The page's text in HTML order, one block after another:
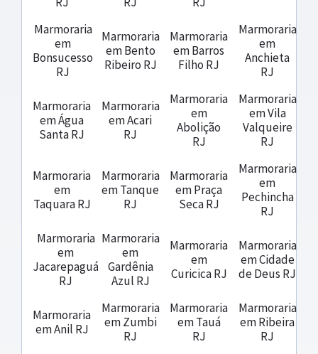
Marmoraria
em
Bonsucesso
RJ
Marmoraria
em Bento
Ribeiro RJ
Marmoraria
em Barros
Filho RJ
Marmoraria
em
Anchieta
RJ
Marmoraria
em Água
Santa RJ
Marmoraria
em Acari
RJ
Marmoraria
em
Abolição
RJ
Marmoraria
em Vila
Valqueire
RJ
Marmoraria
em
Taquara RJ
Marmoraria
em Tanque
RJ
Marmoraria
em Praça
Seca RJ
Marmoraria
em
Pechincha
RJ
Marmoraria
em
Jacarepaguá
RJ
Marmoraria
em
Gardênia
Azul RJ
Marmoraria
em
Curicica RJ
Marmoraria
em Cidade
de Deus RJ
Marmoraria
em Anil RJ
Marmoraria
em Zumbi
RJ
Marmoraria
em Tauá
RJ
Marmoraria
em Ribeira
RJ